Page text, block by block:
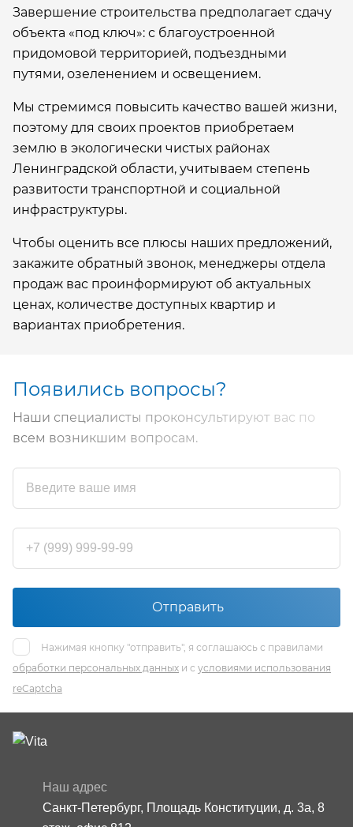
Завершение строительства предполагает сдачу
объекта «под ключ»: с благоустроенной
придомовой территорией, подъездными
путями, озеленением и освещением.
Мы стремимся повысить качество вашей жизни,
поэтому для своих проектов приобретаем
землю в экологически чистых районах
Ленинградской области, учитываем степень
развитости транспортной и социальной
инфраструктуры.
Чтобы оценить все плюсы наших предложений,
закажите обратный звонок, менеджеры отдела
продаж вас проинформируют об актуальных
ценах, количестве доступных квартир и
вариантах приобретения.
Появились вопросы?
Наши специалисты проконсультируют вас по
всем возникшим вопросам.
Отправить
Нажимая кнопку "отправить", я соглашаюсь с правилами
обработки персональных данных и с условиями использования
reCaptcha
Наш адрес
Санкт-Петербург, Площадь Конституции, д. 3а, 8